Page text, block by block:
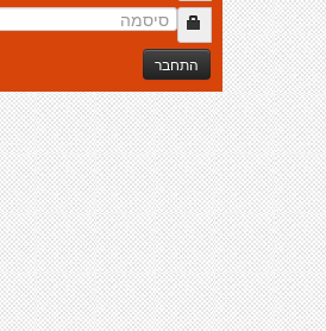
התחבר